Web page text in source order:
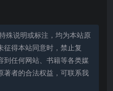
殊说明或标注，均为本站原
征得本站同意时，禁止复
到任何网站、书籍等各类媒
著者的合法权益，可联系我